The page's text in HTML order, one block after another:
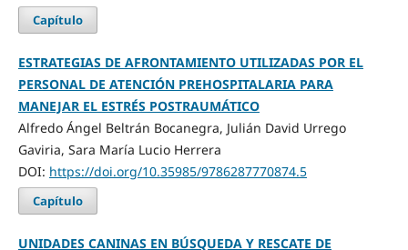
Capítulo
ESTRATEGIAS DE AFRONTAMIENTO UTILIZADAS POR EL
PERSONAL DE ATENCIÓN PREHOSPITALARIA PARA
MANEJAR EL ESTRÉS POSTRAUMÁTICO
Alfredo Ángel Beltrán Bocanegra, Julián David Urrego
Gaviria, Sara María Lucio Herrera
DOI: https://doi.org/10.35985/9786287770874.5
Capítulo
UNIDADES CANINAS EN BÚSQUEDA Y RESCATE DE